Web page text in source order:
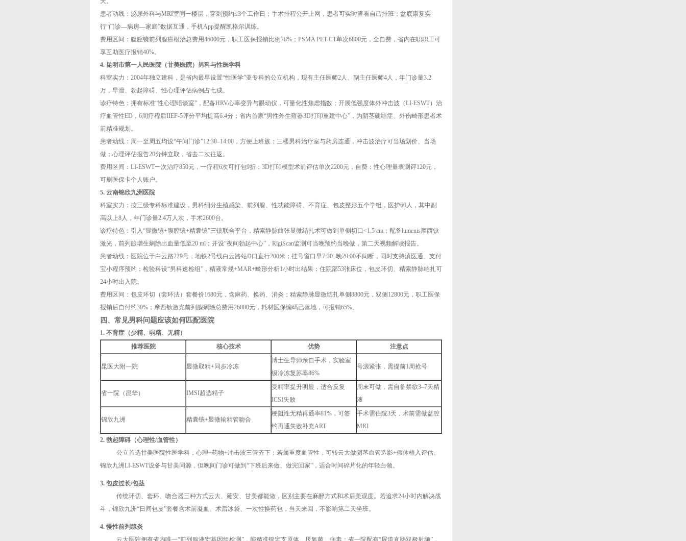
患者动线：泌尿外科与MRI室同一楼层，穿刺预约≤3个工作日；手术排程公开上网，患者可实时查看自己排班；盆底康复实
行“门诊—病房—家庭”数据互通，手机App提醒凯格尔训练。
费用区间：腹腔镜前列腺癌根治总费用46000元，职工医保报销比例78%；PSMA PET-CT单次6800元，全自费，省内在职职工可
享互助医疗报销40%。
4. 昆明市第一人民医院（甘美医院）男科与性医学科
科室实力：2004年独立建科，是省内最早设置“性医学”亚专科的公立机构，现有主任医师2人、副主任医师4人，年门诊量3.2
万，早泄、勃起障碍、性心理评估病例占七成。
诊疗特色：拥有标准“性心理晤谈室”，配备HRV心率变异与眼动仪，可量化性焦虑指数；开展低强度体外冲击波（LI-ESWT）治
疗血管性ED，6周疗程后IIEF-5评分平均提高6.4分；省内首家“男性外生殖器3D打印重建中心”，为阴茎硬结症、外伤畸形患者术
前精准规划。
患者动线：周一至周五均设“午间门诊”12:30–14:00，方便上班族；三楼男科治疗室与药房连通，冲击波治疗可当场划价、当场
做；心理评估报告20分钟立取，省去二次往返。
费用区间：LI-ESWT一次治疗850元，一疗程6次可打包9折；3D打印模型术前评估单次2200元，自费；性心理量表测评120元，
可刷医保卡个人账户。
5. 云南锦欣九洲医院
科室实力：按三级专科标准建设，男科细分生殖感染、前列腺、性功能障碍、不育症、包皮整形五个学组，医护60人，其中副
高以上8人，年门诊量2.4万人次，手术2600台。
诊疗特色：引入“显微镜+腹腔镜+精囊镜”三镜联合平台，精索静脉曲张显微结扎术可做到单侧切口<1.5 cm；配备lumenis摩西钬
激光，前列腺增生剜除出血量低至20 ml；开设“夜间勃起中心”，RigiScan监测可当晚预约当晚做，第二天视频解读报告。
患者动线：医院位于白云路229号，地铁2号线白云路站D口直行200米；挂号窗口早7:30–晚20:00不间断，同时支持滇医通、支付
宝小程序预约；检验科设“男科速检组”，精液常规+MAR+畸形分析1小时出结果；住院部53张床位，包皮环切、精索静脉结扎可
24小时出入院。
费用区间：包皮环切（套环法）套餐价1680元，含麻药、换药、消炎；精索静脉显微结扎单侧8800元，双侧12800元，职工医保
报销后自付约30%；摩西钬激光前列腺剜除总费用26000元，耗材医保编码已落地，可报销65%。
四、常见男科问题应该如何匹配医院
1. 不育症（少精、弱精、无精）
推荐医院
核心技术 优势 注意点
昆医大附一院 显微取精+同步冷冻
博士生导师亲自手术，实验室
级冷冻复苏率86%
号源紧张，需提前1周抢号
省一院（昆华） IMSI超选精子
受精率提升明显，适合反复
ICSI失败
周末可做，需自备禁欲3–7天精
液
锦欣九洲 精囊镜+显微输精管吻合
梗阻性无精再通率81%，可签
约再通失败补充ART
手术需住院3天，术前需做盆腔
MRI
2. 勃起障碍（心理性/血管性）
公立首选甘美医院性医学科，心理+药物+冲击波三管齐下；若属重度血管性，可转云大做阴茎血管造影+假体植入评估。
锦欣九洲LI-ESWT设备与甘美同源，但晚间门诊可做到“下班后来做、做完回家”，适合时间碎片化的年轻白领。
3. 包皮过长/包茎
传统环切、套环、吻合器三种方式云大、延安、甘美都能做，区别主要在麻醉方式和术后美观度。若追求24小时内解决战
斗，锦欣九洲“日间包皮”套餐含术前凝血、术后冰袋、一次性换药包，当天来回，不影响第二天坐班。
4. 慢性前列腺炎
云大医院拥有省内唯一“前列腺液宏基因组检测”，能精准锁定支原体、厌氧菌、病毒；省一院配有“尿道直肠双极射频”，